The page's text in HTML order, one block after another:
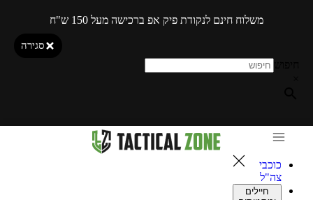
משלוח חינם לנקודת פיק אפ ברכישה מעל 150 ש"ח
סגירה
כוכבי
צה"ל
חיילים